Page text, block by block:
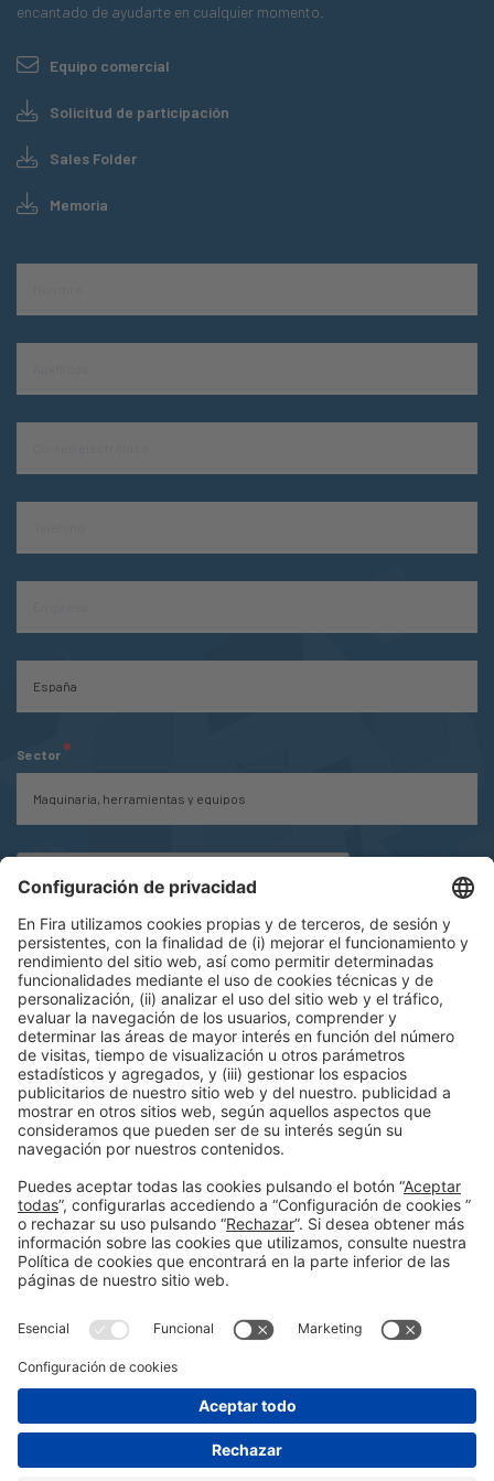
encantado de ayudarte en cualquier momento.
Equipo comercial
Solicitud de participación
Sales Folder
Memoria
Sector*
He leído y acepto laPolítica de Privacidad*
Información general Aviso legal
Política de privacidad
Política de cookies
#construmat
en las redes
© 2026 Fira de Barcelona